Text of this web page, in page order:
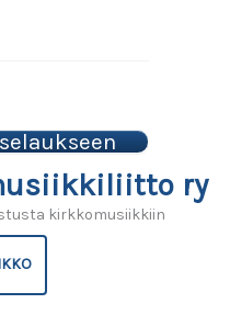
ry
kirkkomusiikkiin